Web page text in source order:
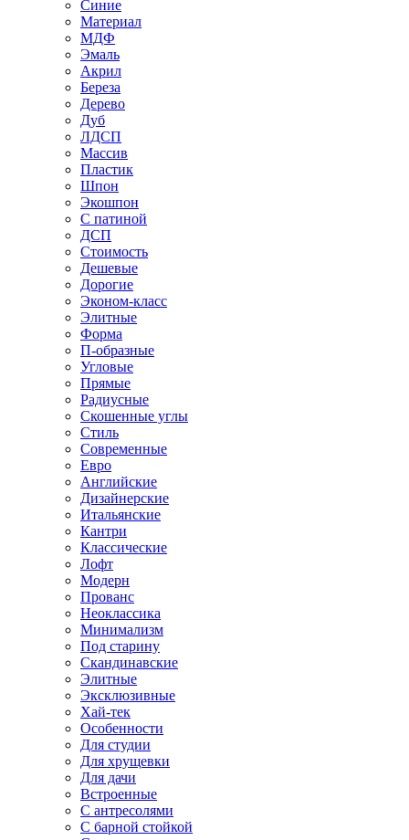
Синие
Материал
МДФ
Эмаль
Акрил
Береза
Дерево
Дуб
ЛДСП
Массив
Пластик
Шпон
Экошпон
С патиной
ДСП
Стоимость
Дешевые
Дорогие
Эконом-класс
Элитные
Форма
П-образные
Угловые
Прямые
Радиусные
Скошенные углы
Стиль
Современные
Евро
Английские
Дизайнерские
Итальянские
Кантри
Классические
Лофт
Модерн
Прованс
Неоклассика
Минимализм
Под старину
Скандинавские
Элитные
Эксклюзивные
Хай-тек
Особенности
Для студии
Для хрущевки
Для дачи
Встроенные
С антресолями
С барной стойкой